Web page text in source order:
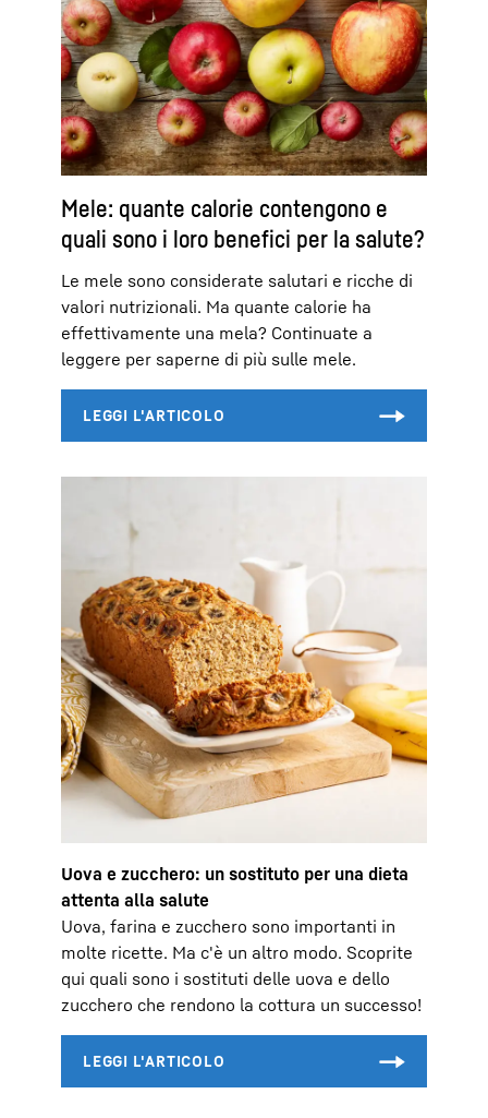
Mele: quante calorie contengono e
quali sono i loro benefici per la salute?
Le mele sono considerate salutari e ricche di
valori nutrizionali. Ma quante calorie ha
effettivamente una mela? Continuate a
leggere per saperne di più sulle mele.
Uova e zucchero: un sostituto per una dieta
attenta alla salute
Uova, farina e zucchero sono importanti in
molte ricette. Ma c'è un altro modo. Scoprite
qui quali sono i sostituti delle uova e dello
zucchero che rendono la cottura un successo!